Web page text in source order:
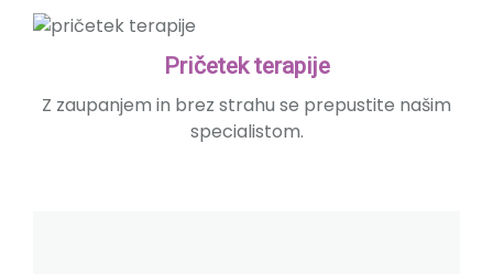
Pričetek terapije
Z zaupanjem in brez strahu se prepustite našim
specialistom.